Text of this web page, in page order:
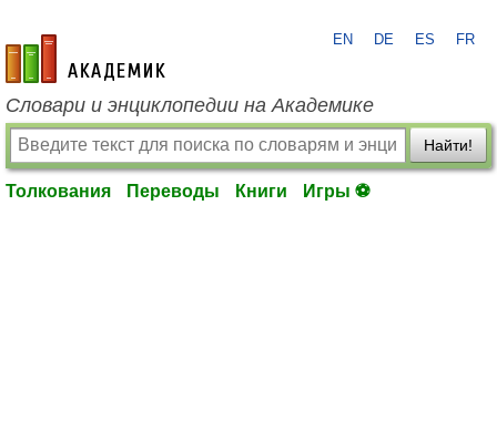
academic.ru
EN DE ES FR
Словари и энциклопедии на Академике
Найти!
Толкования Переводы Книги Игры ⚽